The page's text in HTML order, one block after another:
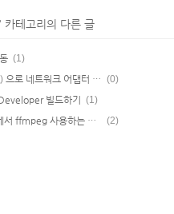
' 카테고리의 다른 글
(1)
Command Line(Prompt) 으로 네트워크 어댑터 켜기/끄기 (0)
빌드하기
(1)
[ffmpeg] Visual Studio에서 ffmpeg 사용하는 방법.
(2)